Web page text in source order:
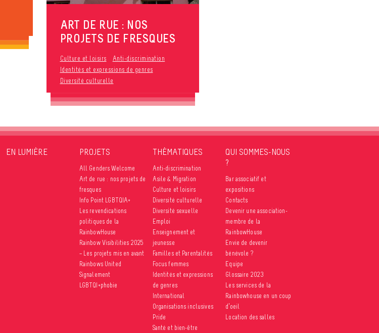
ART DE RUE : NOS
PROJETS DE FRESQUES
Culture et loisirs
Anti-discrimination
Identités et expressions de genres
Diversité culturelle
EN LUMIÈRE PROJETS
All Genders Welcome
Art de rue : nos projets de
fresques
Info Point LGBTQIA+
Les revendications
politiques de la
RainbowHouse
Rainbow Visibilities 2025
– Les projets mis en avant
Rainbows United
Signalement
LGBTQI+phobie
THÉMATIQUES
Anti-discrimination
Asile & Migration
Culture et loisirs
Diversité culturelle
Diversité sexuelle
Emploi
Enseignement et
jeunesse
Familles et Parentalités
Focus femmes
Identités et expressions
de genres
International
Organisations inclusives
Pride
Santé et bien-être
QUI SOMMES-NOUS
?
Bar associatif et
expositions
Contacts
Devenir une association-
membre de la
RainbowHouse
Envie de devenir
bénévole ?
Equipe
Glossaire 2023
Les services de la
Rainbowhouse en un coup
d’oeil
Location des salles